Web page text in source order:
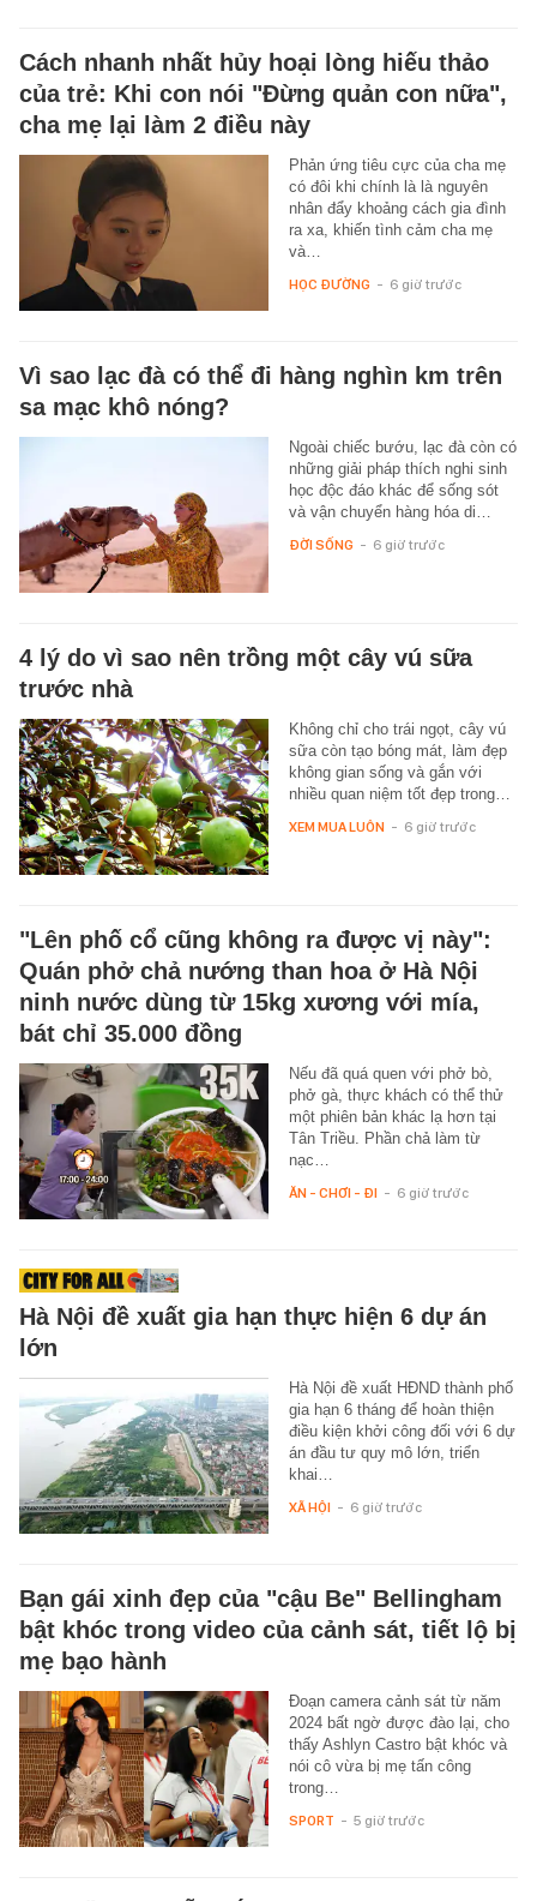
Cách nhanh nhất hủy hoại lòng hiếu thảo
của trẻ: Khi con nói "Đừng quản con nữa",
cha mẹ lại làm 2 điều này
Phản ứng tiêu cực của cha mẹ
có đôi khi chính là là nguyên
nhân đẩy khoảng cách gia đình
ra xa, khiến tình cảm cha mẹ
và…
HỌC ĐƯỜNG - 6 giờ trước
Vì sao lạc đà có thể đi hàng nghìn km trên
sa mạc khô nóng?
Ngoài chiếc bướu, lạc đà còn có
những giải pháp thích nghi sinh
học độc đáo khác để sống sót
và vận chuyển hàng hóa di…
ĐỜI SỐNG - 6 giờ trước
4 lý do vì sao nên trồng một cây vú sữa
trước nhà
Không chỉ cho trái ngọt, cây vú
sữa còn tạo bóng mát, làm đẹp
không gian sống và gắn với
nhiều quan niệm tốt đẹp trong…
XEM MUA LUÔN - 6 giờ trước
"Lên phố cổ cũng không ra được vị này":
Quán phở chả nướng than hoa ở Hà Nội
ninh nước dùng từ 15kg xương với mía,
bát chỉ 35.000 đồng
Nếu đã quá quen với phở bò,
phở gà, thực khách có thể thử
một phiên bản khác lạ hơn tại
Tân Triều. Phần chả làm từ
nạc…
ĂN - CHƠI - ĐI - 6 giờ trước
Hà Nội đề xuất gia hạn thực hiện 6 dự án
lớn
Hà Nội đề xuất HĐND thành phố
gia hạn 6 tháng để hoàn thiện
điều kiện khởi công đối với 6 dự
án đầu tư quy mô lớn, triển
khai…
XÃ HỘI - 6 giờ trước
Bạn gái xinh đẹp của "cậu Be" Bellingham
bật khóc trong video của cảnh sát, tiết lộ bị
mẹ bạo hành
Đoạn camera cảnh sát từ năm
2024 bất ngờ được đào lại, cho
thấy Ashlyn Castro bật khóc và
nói cô vừa bị mẹ tấn công
trong…
SPORT - 5 giờ trước